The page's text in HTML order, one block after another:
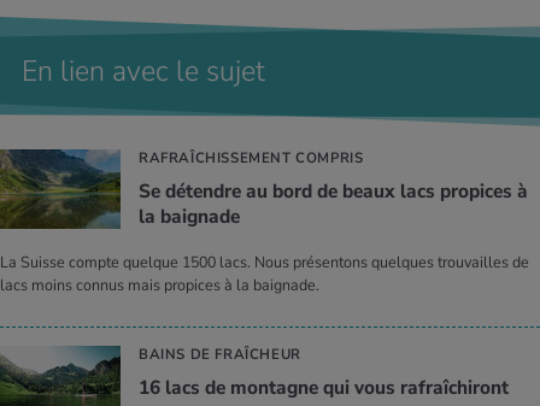
En lien avec le sujet
RAFRAÎCHISSEMENT COMPRIS
Se détendre au bord de beaux lacs pro­pices à
la bai­gnade
La Suisse compte quelque 1500 lacs. Nous présentons quelques trouvailles de
lacs moins connus mais propices à la baignade.
BAINS DE FRAÎCHEUR
16 lacs de mon­tagne qui vous rafraî­chi­ront